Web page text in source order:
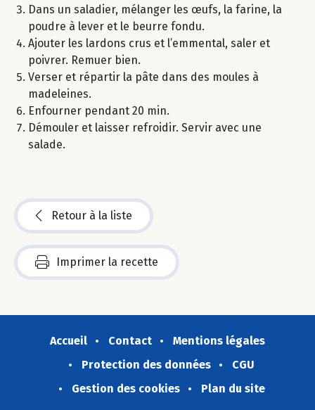
Dans un saladier, mélanger les œufs, la farine, la
poudre à lever et le beurre fondu.
Ajouter les lardons crus et l’emmental, saler et
poivrer. Remuer bien.
Verser et répartir la pâte dans des moules à
madeleines.
Enfourner pendant 20 min.
Démouler et laisser refroidir. Servir avec une
salade.
Retour à la liste
Imprimer la recette
Accueil Contact
Mentions légales
Protection des données
CGU
Gestion des cookies
Plan du site